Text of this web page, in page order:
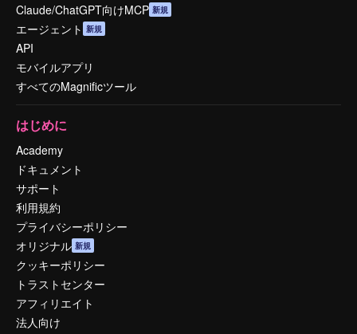
Claude/ChatGPT向けMCP 新規
エージェント 新規
API
モバイルアプリ
すべてのMagnificツール
はじめに
Academy
ドキュメント
サポート
利用規約
プライバシーポリシー
オリジナル 新規
クッキーポリシー
トラストセンター
アフィリエイト
法人向け